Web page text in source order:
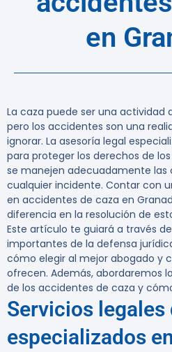
en
La caza puede ser una actividad
pero los accidentes son una
ignorar. La asesoría legal
para proteger los derechos de
se manejen adecuadamente las
cualquier incidente. Contar con
en accidentes de caza en
diferencia en la resolución de
Este artículo te guiará a través
importantes de la defensa
cómo elegir al mejor abogado y
ofrecen. Además, abordaremos
de los accidentes de caza y
Servicios legales
especializados